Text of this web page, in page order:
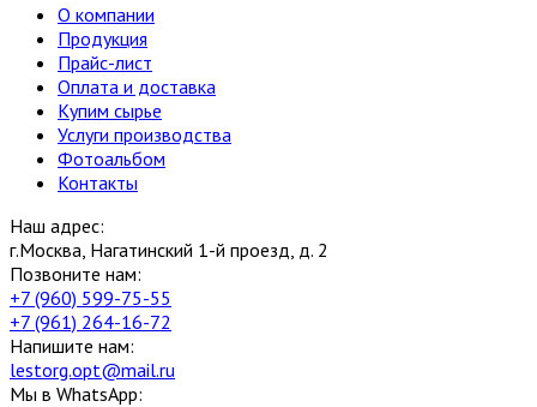
О компании
Продукция
Прайс-лист
Оплата и доставка
Купим сырье
Услуги производства
Фотоальбом
Контакты
Наш адрес:
г.Москва, Нагатинский 1-й проезд, д. 2
Позвоните нам:
+7 (960) 599-75-55
+7 (961) 264-16-72
Напишите нам:
lestorg.opt@mail.ru
Мы в WhatsApp: